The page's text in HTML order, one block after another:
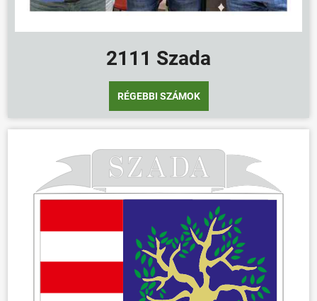
2111 Szada
RÉGEBBI SZÁMOK